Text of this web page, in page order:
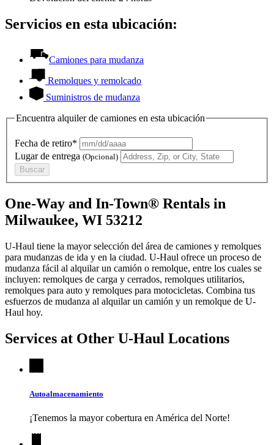
Servicios en esta ubicación:
Camiones para mudanza
Remolques y remolcado
Suministros de mudanza
Encuentra alquiler de camiones en esta ubicación
Fecha de retiro*
Lugar de entrega (Opcional)
Buscar
One-Way and In-Town® Rentals in
Milwaukee, WI 53212
U-Haul tiene la mayor selección del área de camiones y remolques
para mudanzas de ida y en la ciudad. U-Haul ofrece un proceso de
mudanza fácil al alquilar un camión o remolque, entre los cuales se
incluyen: remolques de carga y cerrados, remolques utilitarios,
remolques para auto y remolques para motocicletas. Combina tus
esfuerzos de mudanza al alquilar un camión y un remolque de U-
Haul hoy.
Services at Other U-Haul Locations
Autoalmacenamiento
¡Tenemos la mayor cobertura en América del Norte!